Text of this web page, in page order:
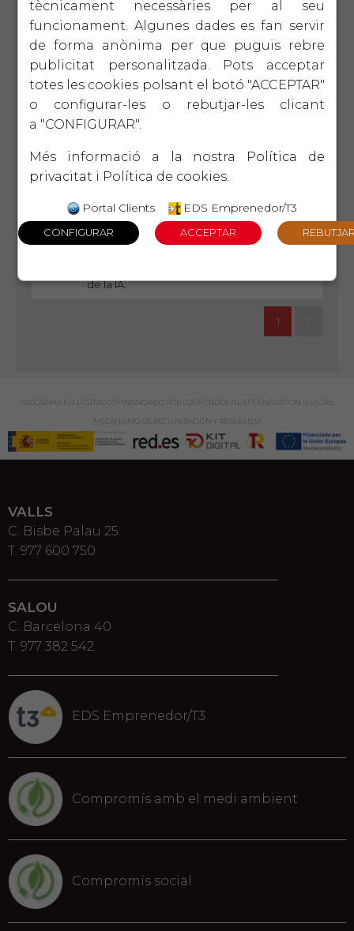
EIX
TECNOLÒGIC
15 d'octubre
Introducció a la intel ligència
artificial
Què és ChatGPT i com ens pot ajudar a
optimitzar la gestió?
2ª
EDICIÓ
LIDERATGE
22 d'octubre
Eines de gestió per a
Donar les eines necessàries per desenvolupar
habilitats bàsiques, motivar, guiar i
desenvolupar persones i equips de treball
29 d'octubre
Optimització de processos
administratius amb CHAT GPT
de la IA.
2ª
EDICIÓ
1
PROGRAMA KIT DIGITAL COFINANCIADO POR LOS FONDOS NEXT GENERATION (EU) DEL
MECANISMO DE RECUPERACIÓN Y RESILENCIA
VALLS
C. Bisbe Palau 25
T. 977 600 750
SALOU
C. Barcelona 40
T. 977 382 542
EDS Emprenedor/T3
Compromís amb el medi ambient
Compromís social
tècnicament necessàries per al seu
funcionament. Algunes dades es fan servir
de forma anònima per que puguis rebre
publicitat personalitzada. Pots acceptar
totes les cookies polsant el botó "ACCEPTAR"
o configurar-les o rebutjar-les clicant
a "CONFIGURAR".
Més informació a la nostra
Política de
privacitat i Política de cookies.
Portal Clients EDS Emprenedor/T3